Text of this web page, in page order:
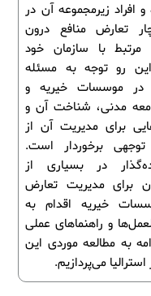
افراد زیرمجموعه آن در
تعارض منافع درون
مرتبط با سازمان خود
رو توجه به مسئله
در موسسات خیریه‌ و
مدنی، شناخت آن و
برای مدیریت‌ آن از
برخوردار است.
در بسیاری از
برای مدیریت تعارض
خیریه‌ اقدام به
و راهنماهای عملی
به مطالعه موردی این
می‌پردازیم.